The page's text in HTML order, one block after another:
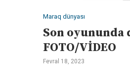
Maraq dünyası
Son oyununda
FOTO/VİDEO
Fevral 18, 2023